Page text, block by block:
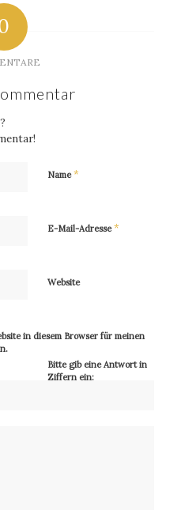
Name*
E-Mail-Adresse*
Website
in diesem Browser für meinen
Bitte gib eine Antwort in
Ziffern ein: